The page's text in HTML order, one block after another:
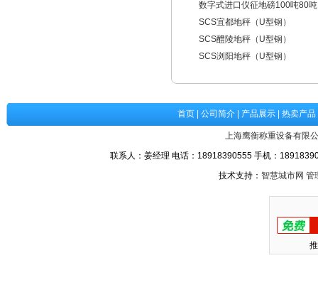
数字式进口仪征地磅100吨80
SCS宜都地秤（U型钢）
SCS醴陵地秤（U型钢）
SCS浏阳地秤（U型钢）
首页 公司简介 产品展示 热卖产品
上海鹰衡称重设备有限
联系人：姜经理 电话：18918390555 手机：
技术支持： 智慧城市网 管